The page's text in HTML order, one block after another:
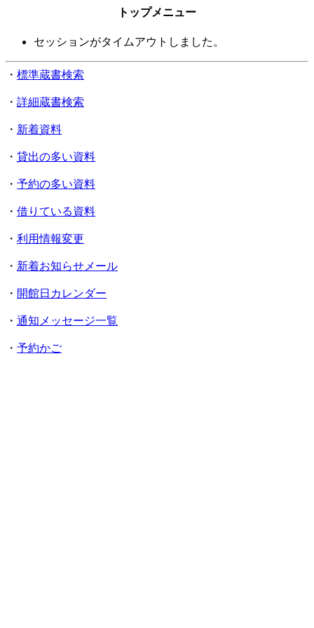
トップメニュー
セッションがタイムアウトしました。
・ 標準蔵書検索
・ 詳細蔵書検索
・ 新着資料
・ 貸出の多い資料
・ 予約の多い資料
・ 借りている資料
・ 利用情報変更
・ 新着お知らせメール
・ 開館日カレンダー
・ 通知メッセージ一覧
・ 予約かご